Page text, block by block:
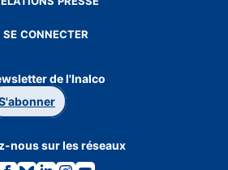
SE CONNECTER
de l'Inalco
nous sur les réseaux